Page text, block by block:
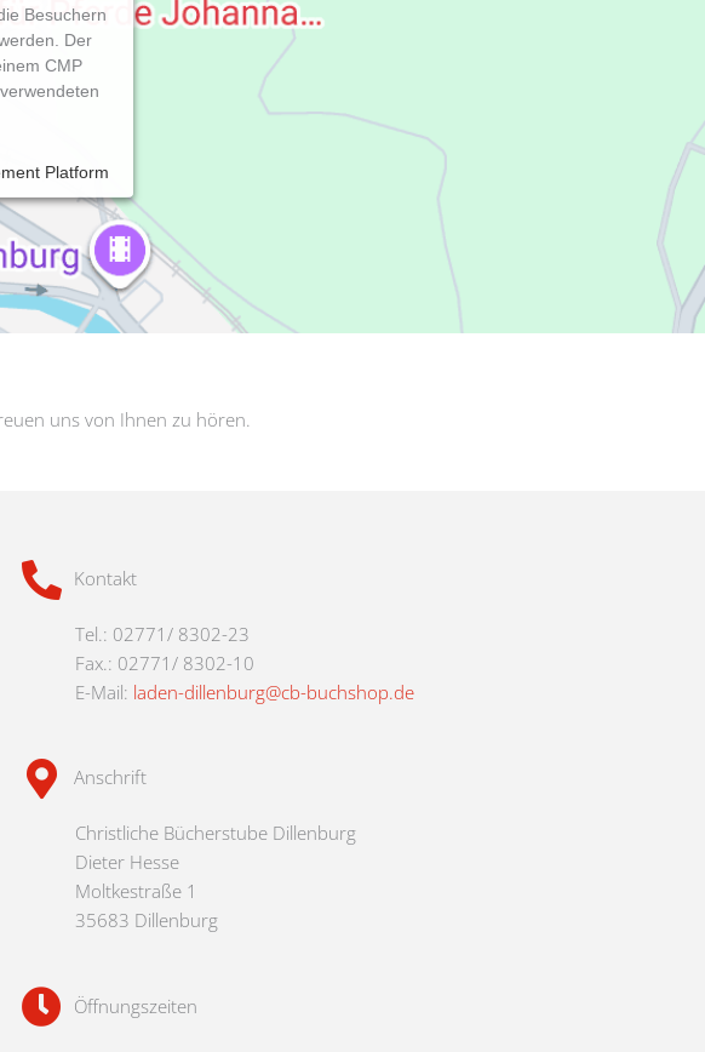
Besuchern
Der
CMP
Platform
uns von Ihnen zu hören.
Kontakt
Tel.: 02771/ 8302-23
Fax.: 02771/ 8302-10
E-Mail: laden-dillenburg@cb-buchshop.de
Anschrift
Christliche Bücherstube Dillenburg
Dieter Hesse
Moltkestraße 1
35683 Dillenburg
Öffnungszeiten